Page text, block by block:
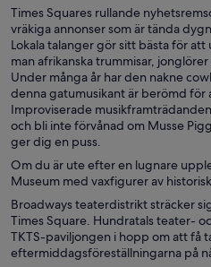
Times Squares rullande
vräkiga annonser som är tända
Lokala talanger gör sitt bästa för
man afrikanska trummisar,
Under många år har den nakne
denna gatumusikant är berömd för
Improviserade
och bli inte förvånad om Musse
ger dig en puss.
Om du är ute efter en lugnare
Museum med vaxfigurer av
Broadways teaterdistrikt sträcker
Times Square. Hundratals teater-
TKTS-paviljongen i hopp om att få
eftermiddagsföreställningarna på